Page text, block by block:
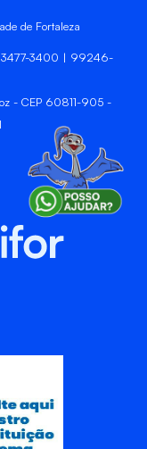
de Fortaleza
3477-3400 | 99246-
- CEP 60811-905 -